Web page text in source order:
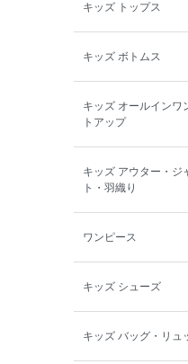
BOBOCHOSES
allolun.
ICE RING
キッズ トップス
キッズ ボトムス
キッズ オールインワ
トアップ
キッズ アウター・ジ
ト・羽織り
ワンピース
キッズ シューズ
キッズ バッグ・リュ